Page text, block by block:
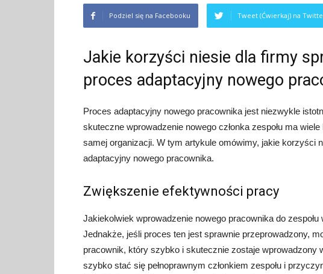
Podziel się na Facebooku Tweet (Ćwierkaj) na
Jakie korzyści niesie dla firmy
proces adaptacyjny nowego
Proces adaptacyjny nowego pracownika jest niezwykle
skuteczne wprowadzenie nowego członka zespołu ma
samej organizacji. W tym artykule omówimy, jakie korzyści
adaptacyjny nowego pracownika.
Zwiększenie efektywności pracy
Jakiekolwiek wprowadzenie nowego pracownika do
Jednakże, jeśli proces ten jest sprawnie przeprowadzony,
pracownik, który szybko i skutecznie zostaje wprowadzony
szybko stać się pełnoprawnym członkiem zespołu i